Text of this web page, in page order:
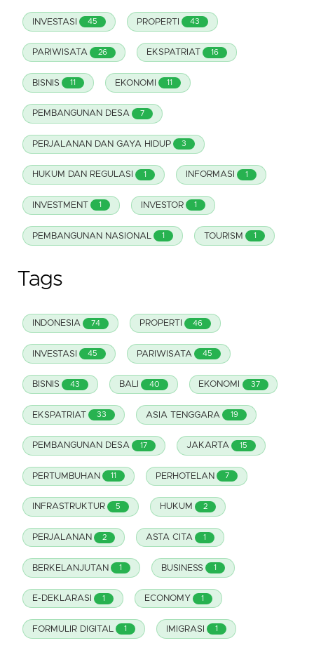
INVESTASI 45 PROPERTI 43
PARIWISATA 26 EKSPATRIAT 16
BISNIS 11 EKONOMI 11
PEMBANGUNAN DESA 7
PERJALANAN DAN GAYA HIDUP 3
HUKUM DAN REGULASI 1 INFORMASI 1
INVESTMENT 1 INVESTOR 1
PEMBANGUNAN NASIONAL 1 TOURISM 1
Tags
INDONESIA 74 PROPERTI 46
INVESTASI 45 PARIWISATA 45
BISNIS 43 BALI 40 EKONOMI 37
EKSPATRIAT 33 ASIA TENGGARA 19
PEMBANGUNAN DESA 17 JAKARTA 15
PERTUMBUHAN 11 PERHOTELAN 7
INFRASTRUKTUR 5 HUKUM 2
PERJALANAN 2 ASTA CITA 1
BERKELANJUTAN 1 BUSINESS 1
E-DEKLARASI 1 ECONOMY 1
FORMULIR DIGITAL 1 IMIGRASI 1